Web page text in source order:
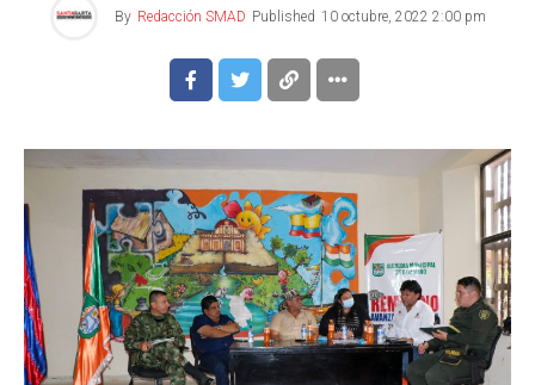
By Redacción SMAD Published 10 octubre, 2022 2:00 pm